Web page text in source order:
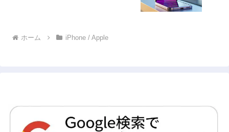
ホーム iPhone / Apple